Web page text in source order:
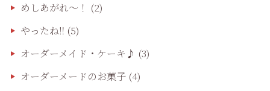
めしあがれ～！ (2)
やったね‼️ (5)
オーダーメイド・ケーキ♪ (3)
オーダーメードのお菓子(4)